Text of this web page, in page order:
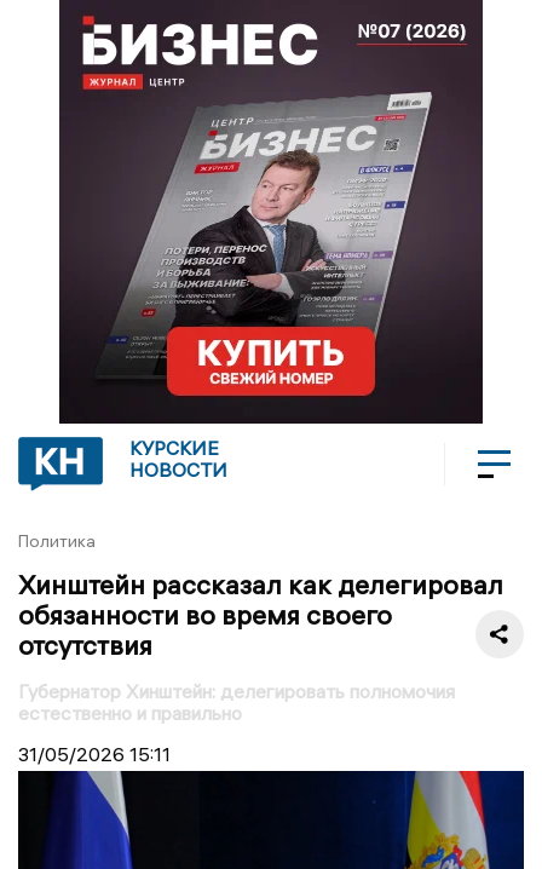
КУРСКИЕ
НОВОСТИ
Политика
Хинштейн рассказал как делегировал
обязанности во время своего
отсутствия
Губернатор Хинштейн: делегировать полномочия
естественно и правильно
31/05/2026 15:11